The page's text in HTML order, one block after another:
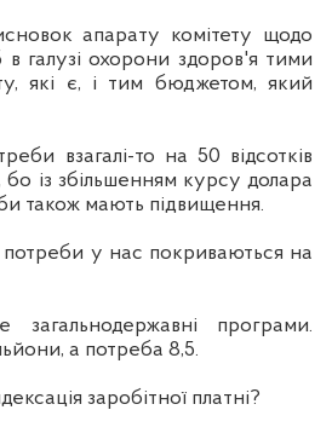
апарату комітету щодо
галузі охорони здоров'я тими
які є, і тим бюджетом, який
взагалі-то на 50 відсотків
із збільшенням курсу долара
також мають підвищення.
потреби у нас покриваються на
програми.
а потреба 8,5.
заробітної платні?